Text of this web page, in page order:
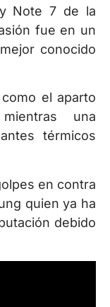
Note 7 de la
fue en un
conocido
el aparto
una
térmicos
en contra
quien ya ha
debido